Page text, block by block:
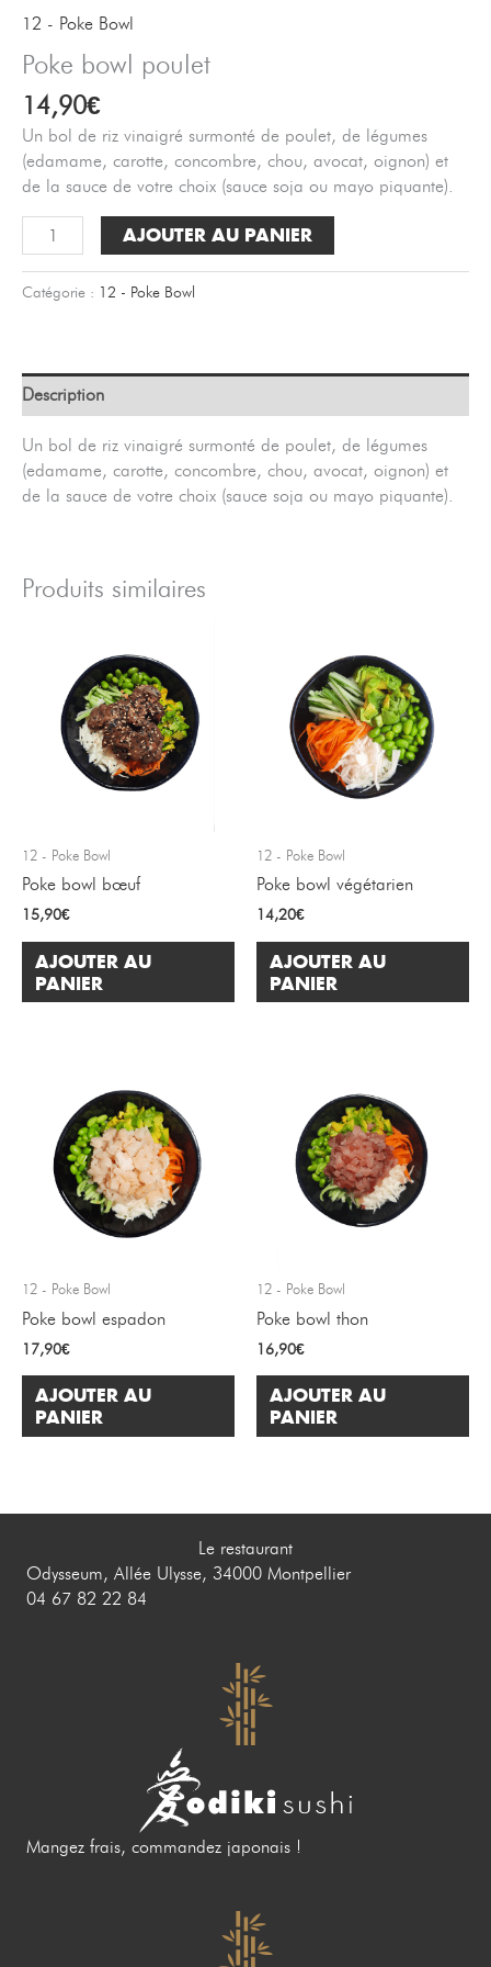
12 - Poke Bowl
Poke bowl poulet
14,90€
Un bol de riz vinaigré surmonté de poulet, de légumes
(edamame, carotte, concombre, chou, avocat, oignon) et
de la sauce de votre choix (sauce soja ou mayo piquante).
quantité
de
Poke
bowl
AJOUTER AU PANIER
Catégorie : 12 - Poke Bowl
Description
Un bol de riz vinaigré surmonté de poulet, de légumes
(edamame, carotte, concombre, chou, avocat, oignon) et
de la sauce de votre choix (sauce soja ou mayo piquante).
Produits similaires
12 - Poke Bowl
Poke bowl bœuf
15,90€
AJOUTER AU
PANIER
12 - Poke Bowl
Poke bowl végétarien
14,20€
AJOUTER AU
PANIER
12 - Poke Bowl
Poke bowl espadon
17,90€
AJOUTER AU
PANIER
12 - Poke Bowl
Poke bowl thon
16,90€
AJOUTER AU
PANIER
Le restaurant
Odysseum, Allée Ulysse, 34000 Montpellier
04 67 82 22 84
Mangez frais, commandez japonais !